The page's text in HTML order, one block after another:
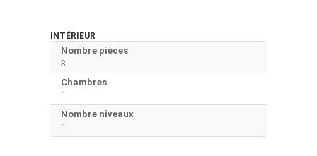
INTÉRIEUR
Nombre pièces
3
Chambres
1
Nombre niveaux
1